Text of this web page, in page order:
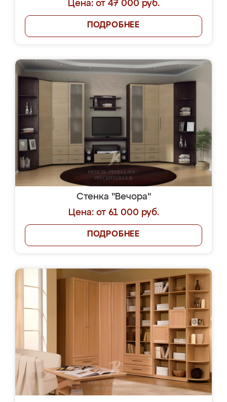
Цена: от 47 000 руб.
ПОДРОБНЕЕ
Стенка "Вечора"
Цена: от 61 000 руб.
ПОДРОБНЕЕ